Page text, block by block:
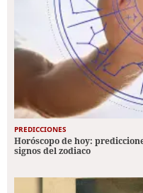
PREDICCIONES
Horóscopo de hoy:
signos del zodiaco